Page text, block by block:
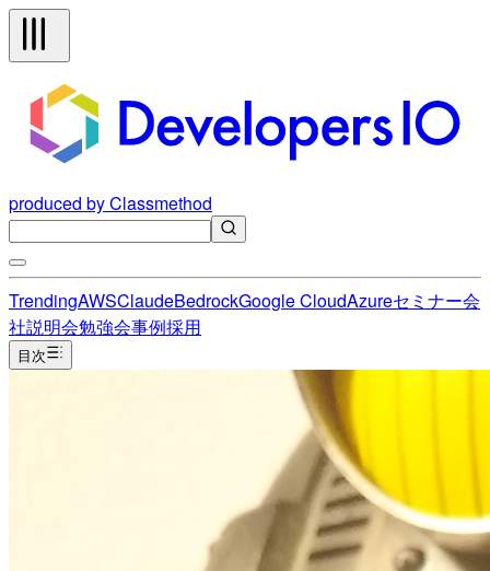
produced by Classmethod
TrendingAWSClaudeBedrockGoogle CloudAzureセミナー会
社説明会勉強会事例採用
目次